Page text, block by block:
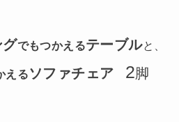
グでもつかえるテーブルと、
えるソファチェア 2脚